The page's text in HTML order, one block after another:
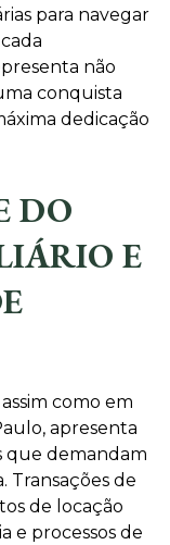
para navegar
não
conquista
dedicação
DO
E
como em
apresenta
que demandam
Transações de
de locação
e processos de